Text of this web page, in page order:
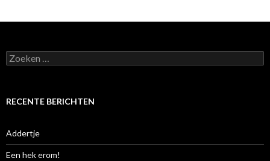
Zoeken
naar:
RECENTE BERICHTEN
Addertje
Een hek erom!